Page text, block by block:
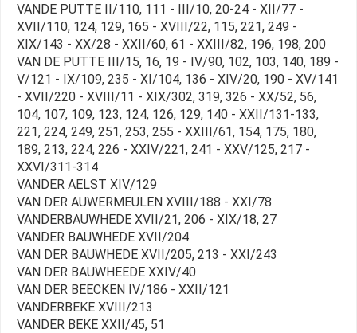
VANDE PUTTE II/110, 111 - III/10, 20-24 - XII/77 -
XVII/110, 124, 129, 165 - XVIII/22, 115, 221, 249 -
XIX/143 - XX/28 - XXII/60, 61 - XXIII/82, 196, 198, 200
VAN DE PUTTE III/15, 16, 19 - IV/90, 102, 103, 140, 189 -
V/121 - IX/109, 235 - XI/104, 136 - XIV/20, 190 - XV/141
- XVII/220 - XVIII/11 - XIX/302, 319, 326 - XX/52, 56,
104, 107, 109, 123, 124, 126, 129, 140 - XXII/131-133,
221, 224, 249, 251, 253, 255 - XXIII/61, 154, 175, 180,
189, 213, 224, 226 - XXIV/221, 241 - XXV/125, 217 -
XXVI/311-314
VANDER AELST XIV/129
VAN DER AUWERMEULEN XVIII/188 - XXI/78
VANDERBAUWHEDE XVII/21, 206 - XIX/18, 27
VANDER BAUWHEDE XVII/204
VAN DER BAUWHEDE XVII/205, 213 - XXI/243
VAN DER BAUWHEEDE XXIV/40
VAN DER BEECKEN IV/186 - XXII/121
VANDERBEKE XVIII/213
VANDER BEKE XXII/45, 51